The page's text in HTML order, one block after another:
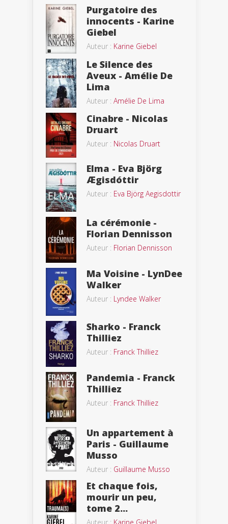
Purgatoire des
innocents - Karine
Giebel
Auteur : Karine Giebel
Le Silence des
Aveux - Amélie De
Lima
Auteur : Amélie De Lima
Cinabre - Nicolas
Druart
Auteur : Nicolas Druart
Elma - Eva Björg
Ægisdóttir
Auteur : Eva Björg Aegisdottir
La cérémonie -
Florian Dennisson
Auteur : Florian Dennisson
Ma Voisine - LynDee
Walker
Auteur : Lyndee Walker
Sharko - Franck
Thilliez
Auteur : Franck Thilliez
Pandemia - Franck
Thilliez
Auteur : Franck Thilliez
Un appartement à
Paris - Guillaume
Musso
Auteur : Guillaume Musso
Et chaque fois,
mourir un peu,
tome 2...